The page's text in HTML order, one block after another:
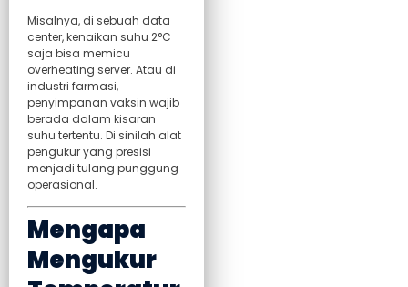
Misalnya, di sebuah data
center, kenaikan suhu 2°C
saja bisa memicu
overheating server. Atau di
industri farmasi,
penyimpanan vaksin wajib
berada dalam kisaran
suhu tertentu. Di sinilah alat
pengukur yang presisi
menjadi tulang punggung
operasional.
Mengapa
Mengukur